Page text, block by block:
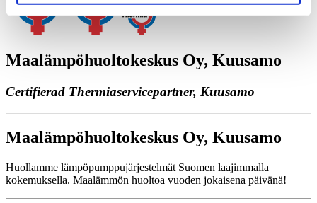
Maalämpöhuoltokeskus Oy, Kuusamo
Certifierad Thermiaservicepartner, Kuusamo
Maalämpöhuoltokeskus Oy, Kuusamo
Huollamme lämpöpumppujärjestelmät Suomen laajimmalla
kokemuksella. Maalämmön huoltoa vuoden jokaisena päivänä!